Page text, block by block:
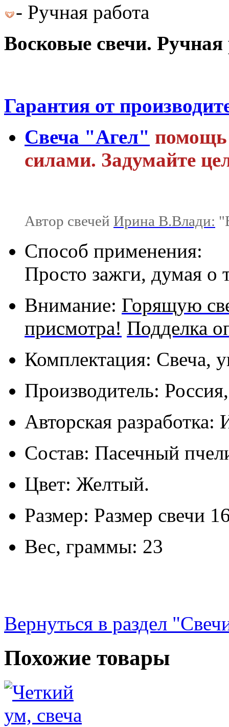
- Ручная работа
Восковые свечи. Ручная
Гарантия от
Свеча "Агел" помощь
силами. Задумайте
Автор свечей Ирина В.Влади:
Способ применения:
Просто зажги, думая о
Внимание: Горящую
присмотра! Подделка
Комплектация: Свеча,
Производитель:
Авторская
Состав: Пасечный
Цвет: Желтый.
Размер: Размер свечи
Вес, граммы: 23
Вернуться в раздел
Похожие товары